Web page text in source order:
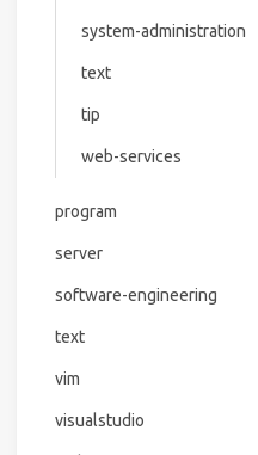
system-administration
text
tip
web-services
program
server
software-engineering
text
vim
visualstudio